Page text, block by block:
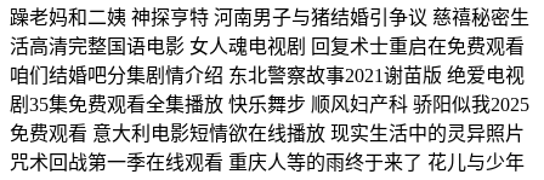
躁老妈和二姨 神探亨特 河南男子与猪结婚引争议 慈禧秘密生
活高清完整国语电影 女人魂电视剧 回复术士重启在免费观看
咱们结婚吧分集剧情介绍 东北警察故事2021谢苗版 绝爱电视
剧35集免费观看全集播放 快乐舞步 顺风妇产科 骄阳似我2025
免费观看 意大利电影短情欲在线播放 现实生活中的灵异照片
咒术回战第一季在线观看 重庆人等的雨终于来了 花儿与少年